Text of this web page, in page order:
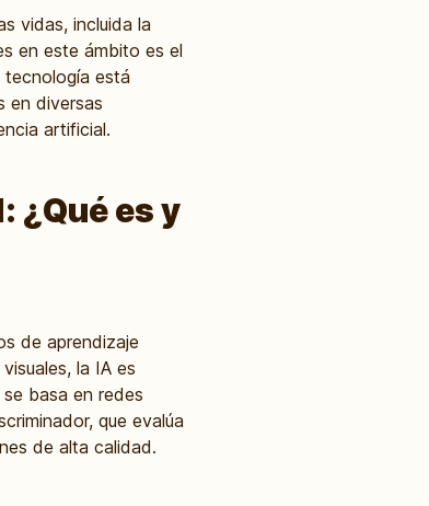
vidas, incluida la
en este ámbito es el
está
en diversas
artificial.
¿Qué es y
de aprendizaje
la IA es
basa en redes
que evalúa
de alta calidad.